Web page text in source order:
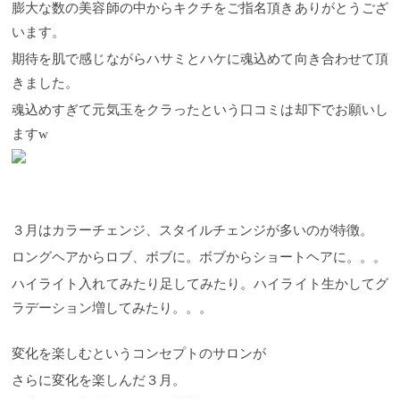
膨大な数の美容師の中からキクチをご指名頂きありがとうござ
います。
期待を肌で感じながらハサミとハケに魂込めて向き合わせて頂
きました。
魂込めすぎて元気玉をクラったという口コミは却下でお願いし
ますw
３月はカラーチェンジ、スタイルチェンジが多いのが特徴。
ロングヘアからロブ、ボブに。ボブからショートヘアに。。。
ハイライト入れてみたり足してみたり。ハイライト生かしてグ
ラデーション増してみたり。。。
変化を楽しむというコンセプトのサロンが
さらに変化を楽しんだ３月。